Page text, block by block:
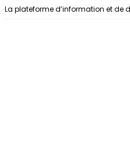
Aller au contenu
La plateforme d’information et de